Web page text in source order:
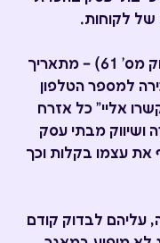
של לקוחות.
על פי החוק להגנת הצרכן, (תיקון חוק מס’ 61) – מתאריך
מכירה למספר הטלפון
אליי" כל אזרח
ושיווק מבתי עסק
את עצמו בקלות וכך
עליהם לבדוק קודם